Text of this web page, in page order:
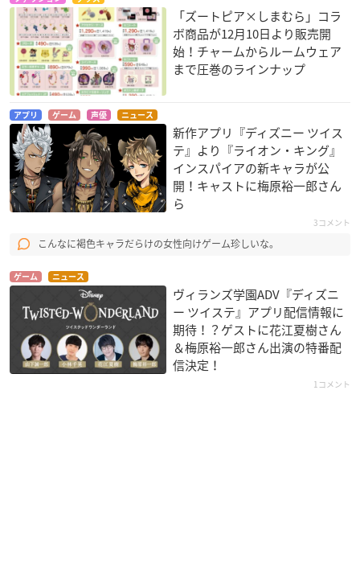
「ズートピア×しまむら」コラ
ボ商品が12月10日より販売開
始！チャームからルームウェア
まで圧巻のラインナップ
アプリ ゲーム 声優 ニュース
新作アプリ『ディズニー ツイス
テ』より『ライオン・キング』
インスパイアの新キャラが公
開！キャストに梅原裕一郎さん
ら
3コメント
こんなに褐色キャラだらけの女性向けゲーム珍しいな。
ゲーム ニュース
ヴィランズ学園ADV『ディズニ
ー ツイステ』アプリ配信情報に
期待！？ゲストに花江夏樹さん
＆梅原裕一郎さん出演の特番配
信決定！
1コメント